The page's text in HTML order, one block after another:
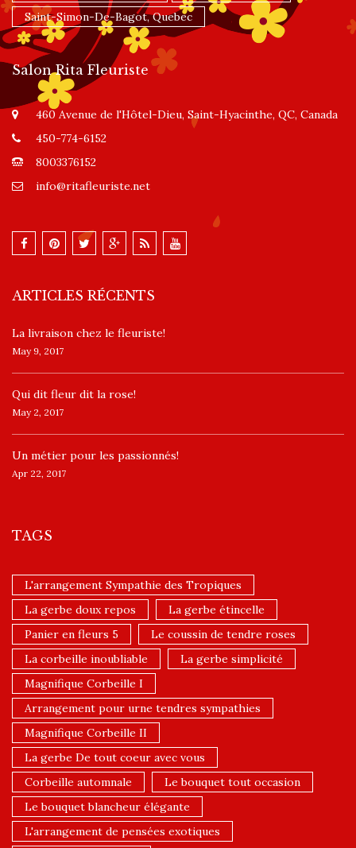
Saint-Simon-De-Bagot, Quebec
Salon Rita Fleuriste
460 Avenue de l'Hôtel-Dieu, Saint-Hyacinthe, QC, Canada
450-774-6152
8003376152
info@ritafleuriste.net
ARTICLES RÉCENTS
La livraison chez le fleuriste!
May 9, 2017
​Qui dit fleur dit la rose!
May 2, 2017
Un ​métier pour les passionnés​!
Apr 22, 2017
TAGS
L'arrangement Sympathie des Tropiques
La gerbe doux repos
La gerbe étincelle
Panier en fleurs 5
Le coussin de tendre roses
La corbeille inoubliable
La gerbe simplicité
Magnifique Corbeille I
Arrangement pour urne tendres sympathies
Magnifique Corbeille II
La gerbe De tout coeur avec vous
Corbeille automnale
Le bouquet tout occasion
Le bouquet blancheur élégante
L'arrangement de pensées exotiques